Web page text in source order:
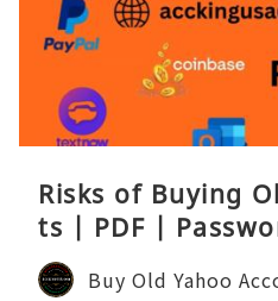
Risks of Buying
ts | PDF |
Buy Old Yahoo